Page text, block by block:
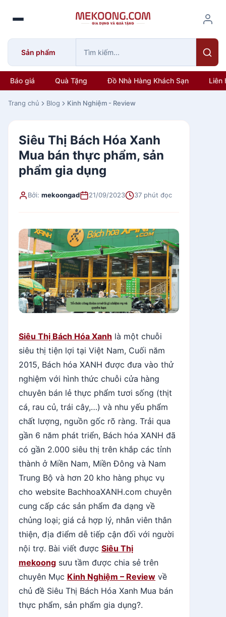
o
Sản phẩm
Báo giá Quà Tặng Đồ Nhà Hàng Khách Sạn Liên
Trang chủ Blog Kinh Nghiệm - Review
Siêu Thị Bách Hóa Xanh
Mua bán thực phẩm, sản
phẩm gia dụng
Bởi: mekoongad 21/09/2023 37 phút đọc
Siêu Thị Bách Hóa Xanh là một chuỗi
siêu thị tiện lợi tại Việt Nam, Cuối năm
2015, Bách hóa XANH được đưa vào thử
nghiệm với hình thức chuỗi cửa hàng
chuyên bán lẻ thực phẩm tươi sống (thịt
cá, rau củ, trái cây,…) và nhu yếu phẩm
chất lượng, nguồn gốc rõ ràng. Trải qua
gần 6 năm phát triển, Bách hóa XANH đã
có gần 2.000 siêu thị trên khắp các tỉnh
thành ở Miền Nam, Miền Đông và Nam
Trung Bộ và hơn 20 kho hàng phục vụ
cho website BachhoaXANH.com chuyên
cung cấp các sản phẩm đa dạng về
chủng loại; giá cả hợp lý, nhân viên thân
thiện, địa điểm dễ tiếp cận đối với người
nội trợ. Bài viết được Siêu Thị
mekoong sưu tầm được chia sẻ trên
chuyên Mục Kinh Nghiệm – Review về
chủ đề Siêu Thị Bách Hóa Xanh Mua bán
thực phẩm, sản phẩm gia dụng?.